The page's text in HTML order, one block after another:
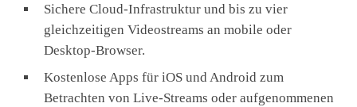
Sichere Cloud-Infrastruktur und bis zu vier
gleichzeitigen Videostreams an mobile oder
Desktop-Browser.
Kostenlose Apps für iOS und Android zum
Betrachten von Live-Streams oder aufgenommenen